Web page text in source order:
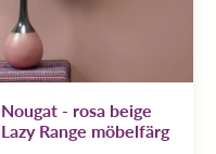
Nougat - rosa beige
Lazy Range möbelfärg